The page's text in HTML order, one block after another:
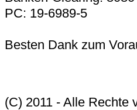
PC: 19-6989-5
Besten Dank zum
(C) 2011 - Alle Rechte